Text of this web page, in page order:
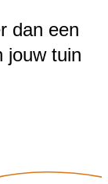
dan een
jouw tuin